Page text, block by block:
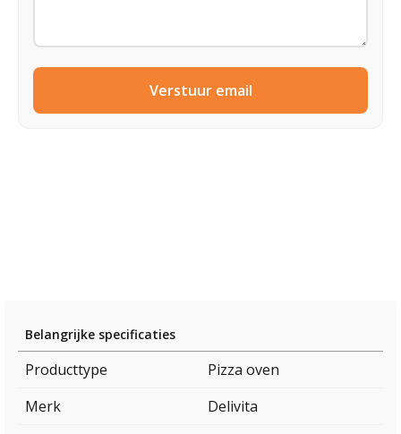
Verstuur email
Belangrijke specificaties
Producttype
Pizza oven
Merk
Delivita